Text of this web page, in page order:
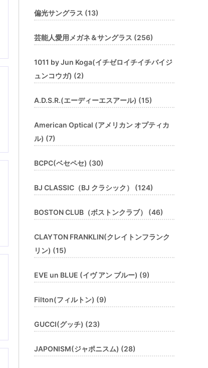
偏光サングラス (13)
芸能人愛用メガネ＆サングラス (256)
1011 by Jun Koga(イチゼロイチイチバイジ
ュンコウガ) (2)
A.D.S.R.(エーディーエスアール) (15)
American Optical (アメリカン オプティカ
ル) (7)
BCPC(ベセペセ) (30)
BJ CLASSIC（BJ クラシック） (124)
BOSTON CLUB（ボストンクラブ） (46)
CLAYTON FRANKLIN(クレイトンフランク
リン) (15)
EVE un BLUE (イヴ アン ブルー) (9)
Filton(フィルトン) (9)
GUCCI(グッチ) (23)
JAPONISM(ジャポニスム) (28)